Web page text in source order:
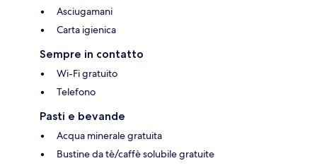
Asciugamani
Carta igienica
Sempre in contatto
Wi-Fi gratuito
Telefono
Pasti e bevande
Acqua minerale gratuita
Bustine da tè/caffè solubile gratuite